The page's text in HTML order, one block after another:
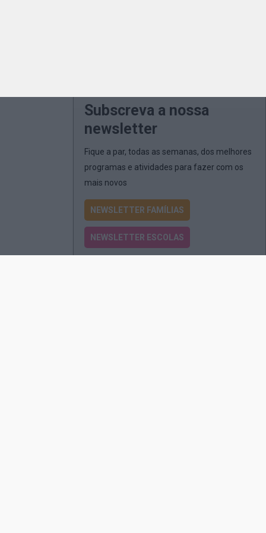
Subscreva a nossa
newsletter
Fique a par, todas as semanas, dos melhores
programas e atividades para fazer com os
mais novos
NEWSLETTER FAMÍLIAS
NEWSLETTER ESCOLAS